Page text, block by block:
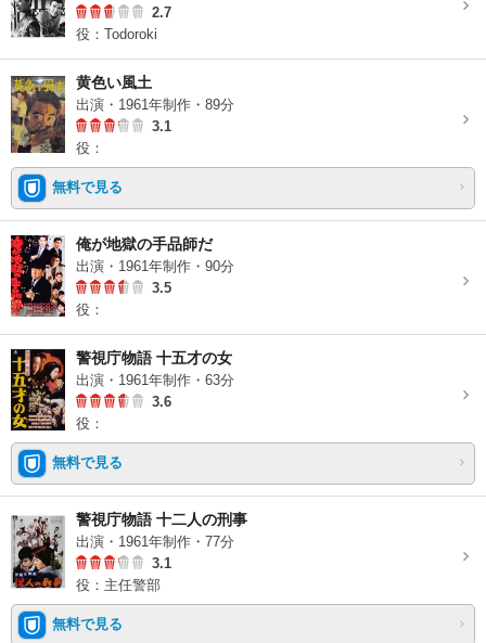
2.7
役：Todoroki
黄色い風土
出演・1961年制作・89分
3.1
役：
無料で見る
俺が地獄の手品師だ
出演・1961年制作・90分
3.5
役：
警視庁物語 十五才の女
出演・1961年制作・63分
3.6
役：
無料で見る
警視庁物語 十二人の刑事
出演・1961年制作・77分
3.1
役：主任警部
無料で見る